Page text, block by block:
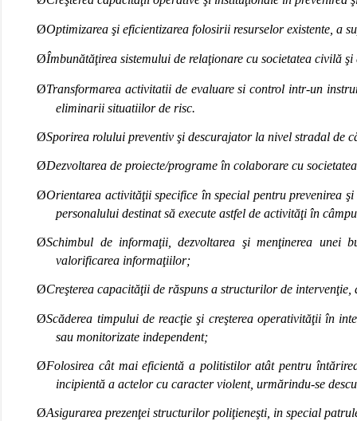
ØOptimizarea şi eficientizarea folosirii resurselor existente, a
ØÎmbunătăţirea sistemului de relaţionare cu societatea civilă
ØTransformarea activitatii de evaluare si control intr-un
eliminarii situatiilor de risc.
ØSporirea rolului preventiv şi descurajator la nivel stradal de
ØDezvoltarea de proiecte/programe în colaborare cu
ØOrientarea activităţii specifice în special pentru prevenirea
personalului destinat să execute astfel de activităţi în
ØSchimbul de informaţii, dezvoltarea şi menţinerea unei
valorificarea informaţiilor;
ØCreşterea capacităţii de răspuns a structurilor de
ØScăderea timpului de reacţie şi creşterea operativităţii în
sau monitorizate independent;
ØFolosirea cât mai eficientă a politistilor atât pentru
incipientă a actelor cu caracter violent, urmărindu-se
ØAsigurarea prezenţei structurilor poliţieneşti, in special